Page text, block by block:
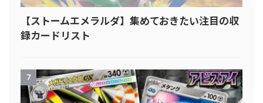
【ストームエメラルダ】集めておきたい注目の収
録カードリスト
7